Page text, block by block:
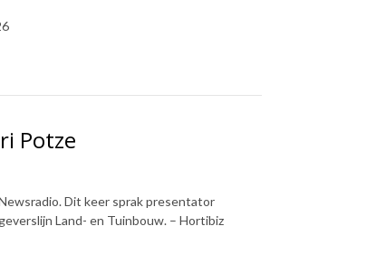
Potze
Dit keer sprak presentator
Land- en Tuinbouw. – Hortibiz